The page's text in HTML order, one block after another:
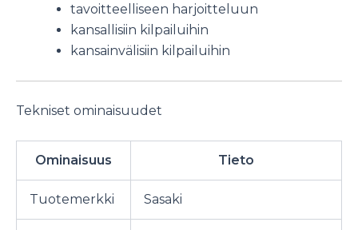
tavoitteelliseen harjoitteluun
kansallisiin kilpailuihin
kansainvälisiin kilpailuihin
Tekniset ominaisuudet
Ominaisuus Tieto
Tuotemerkki Sasaki